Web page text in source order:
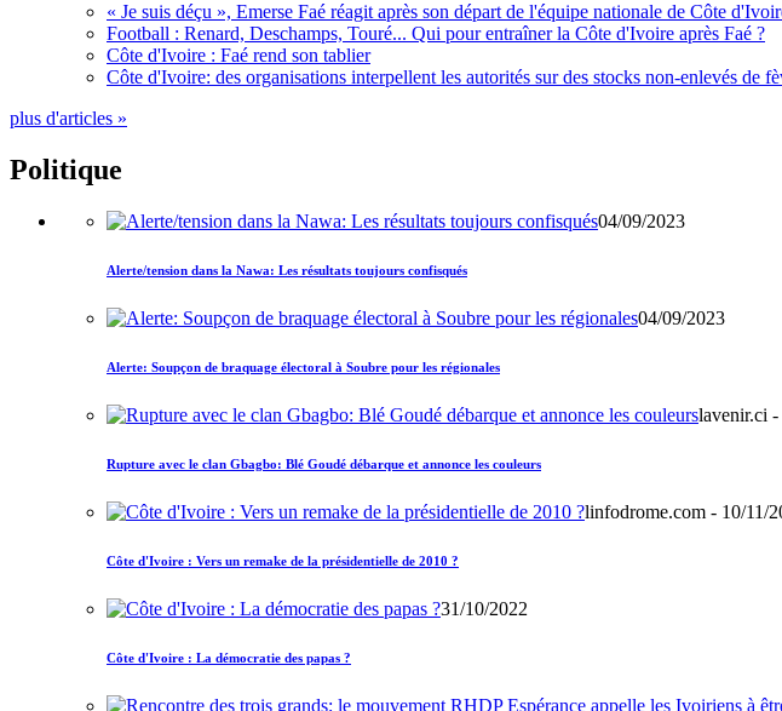
« Je suis déçu », Emerse Faé réagit après son départ de l'équipe nationale de Côte
Football : Renard, Deschamps, Touré... Qui pour entraîner la Côte d'Ivoire après Faé ?
Côte d'Ivoire : Faé rend son tablier
Côte d'Ivoire: des organisations interpellent les autorités sur des stocks non-enlevés de
plus d'articles »
Politique
04/09/2023
Alerte/tension dans la Nawa: Les résultats toujours confisqués
04/09/2023
Alerte: Soupçon de braquage électoral à Soubre pour les régionales
lavenir.ci -
Rupture avec le clan Gbagbo: Blé Goudé débarque et annonce les couleurs
linfodrome.com - 10/11/
Côte d'Ivoire : Vers un remake de la présidentielle de 2010 ?
31/10/2022
Côte d'Ivoire : La démocratie des papas ?